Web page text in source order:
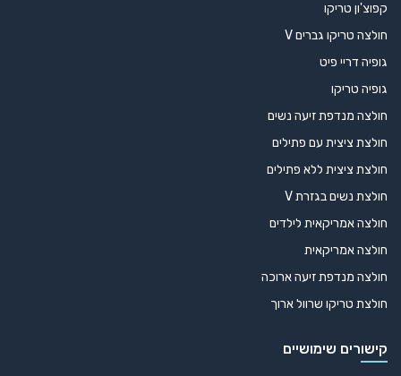
קפוצ'ון טריקו
חולצה טריקו גברים V
גופיה דריי פיט
גופיה טריקו
חולצה מנדפת זיעה נשים
חולצת ציצית עם פתילים
חולצת ציצית ללא פתילים
חולצת נשים בגזרת V
חולצה אמריקאית לילדים
חולצה אמריקאית
חולצה מנדפת זיעה ארוכה
חולצת טריקו שרוול ארוך
קישורים שימושיים